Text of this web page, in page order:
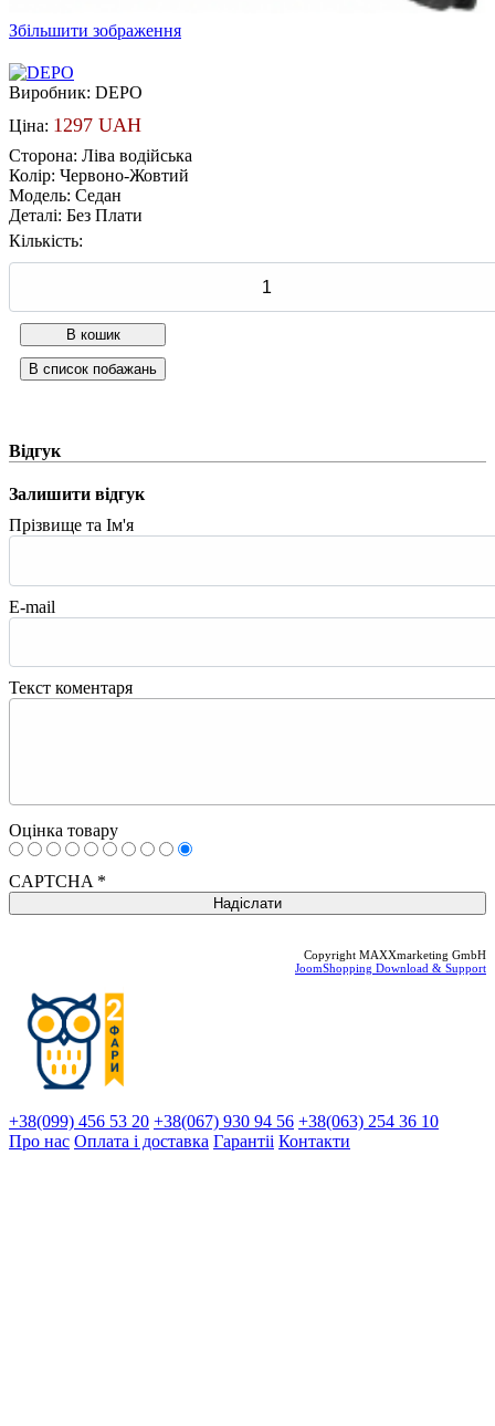
Збільшити зображення
Виробник: DEPO
Ціна: 1297 UAH
Сторона: Ліва водійська
Колір: Червоно-Жовтий
Модель: Седан
Деталі: Без Плати
Кількість:
Відгук
Залишити відгук
Прізвище та Ім'я
E-mail
Текст коментаря
Оцінка товару
CAPTCHA *
Copyright MAXXmarketing GmbH
JoomShopping Download & Support
+38(099) 456 53 20 +38(067) 930 94 56 +38(063) 254 36 10
Про нас Оплата і доставка Гарантіi Контакти